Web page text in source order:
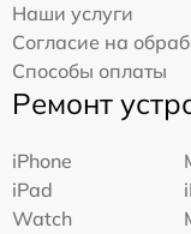
Наши услуги
Согласие на
Способы оплаты
Ремонт
iPhone
iPad
Watch